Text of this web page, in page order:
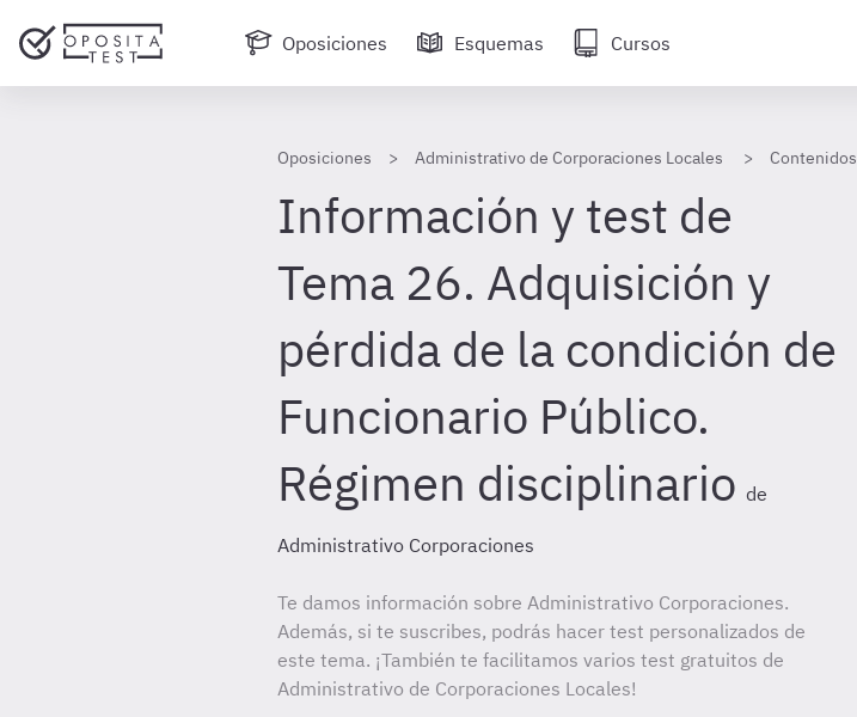
Oposiciones Esquemas Cursos
Oposiciones Administrativo de Corporaciones Locales Contenidos
Información y test de
Tema 26. Adquisición y
pérdida de la condición de
Funcionario Público.
Régimen disciplinario de
Administrativo Corporaciones
Te damos información sobre Administrativo Corporaciones.
Además, si te suscribes, podrás hacer test personalizados de
este tema. ¡También te facilitamos varios test gratuitos de
Administrativo de Corporaciones Locales!